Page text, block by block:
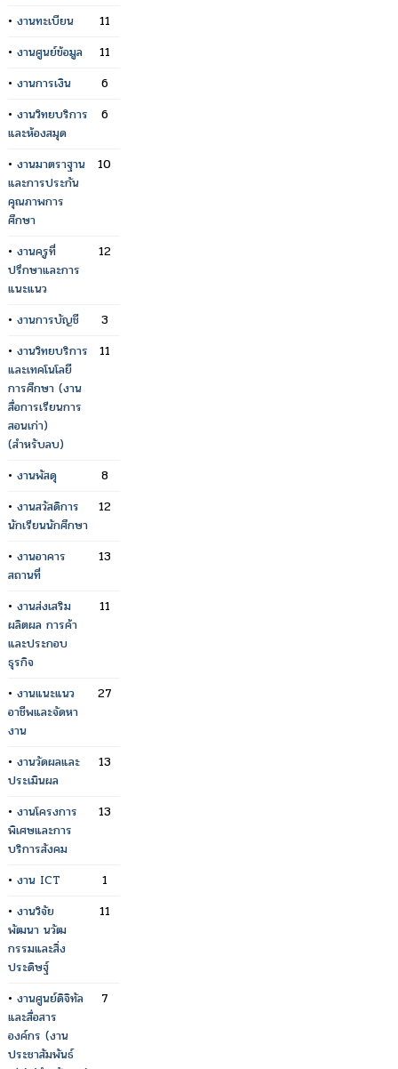
• งานทะเบียน
11
• งานศูนย์ข้อมูล
11
• งานการเงิน
6
• งานวิทยบริการ
และห้องสมุด
6
• งานมาตราฐาน
และการประกัน
คุณภาพการ
ศึกษา
10
• งานครูที่
ปรึกษาและการ
แนะแนว
12
• งานการบัญชี
3
• งานวิทยบริการ
และเทคโนโลยี
การศึกษา (งาน
สื่อการเรียนการ
สอนเก่า)
(สำหรับลบ)
11
• งานพัสดุ
8
• งานสวัสดิการ
นักเรียนนักศึกษา
12
• งานอาคาร
สถานที่
13
• งานส่งเสริม
ผลิตผล การค้า
และประกอบ
ธุรกิจ
11
• งานแนะแนว
อาชีพและจัดหา
งาน
27
• งานวัดผลและ
ประเมินผล
13
• งานโครงการ
พิเศษและการ
บริการสังคม
13
• งาน ICT
1
• งานวิจัย
พัฒนา นวัฒ
กรรมและสิ่ง
ประดิษฐ์
11
• งานศูนย์ดิจิทัล
และสื่อสาร
องค์กร (งาน
ประชาสัมพันธ์
7